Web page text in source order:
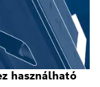
használható